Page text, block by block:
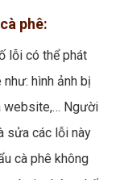
phê:
lỗi có thể phát
hình ảnh bị
website,… Người
sửa các lỗi này
cà phê không